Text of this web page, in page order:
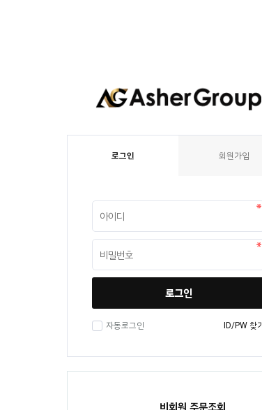
로그인 회원가입
로그인
자동로그인 ID/PW 찾기
비회원 주문조회